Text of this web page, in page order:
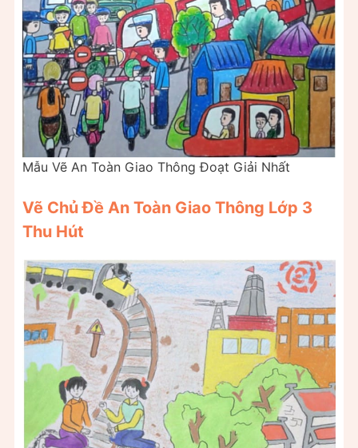
Mẫu Vẽ An Toàn Giao Thông Đoạt Giải Nhất
Vẽ Chủ Đề An Toàn Giao Thông Lớp 3
Thu Hút